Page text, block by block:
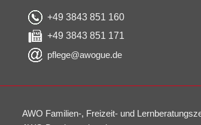
+49 3843 851 160
+49 3843 851 171
pflege@awogue.de
AWO Familien-, Freizeit- und